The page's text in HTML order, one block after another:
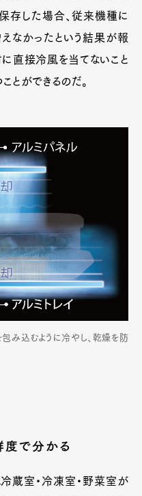
存した場合、従来機種に
なかったという結果が報
に直接冷風を当てないこと
とができるのだ。
み込むように冷やし、乾燥を防
度で分かる
蔵室・冷凍室・野菜室が